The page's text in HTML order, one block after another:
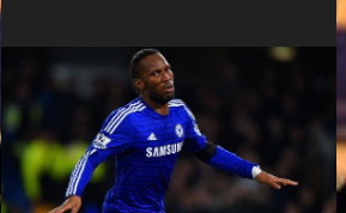
nos acréscimos, com assistência de Messi). A
Argentina enfrentará a Espanha na final.
Mick Jagger e seu filho brasileiro torceram
pela Inglaterra durante o jogo.